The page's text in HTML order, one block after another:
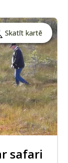
Skatīt kartē
safari